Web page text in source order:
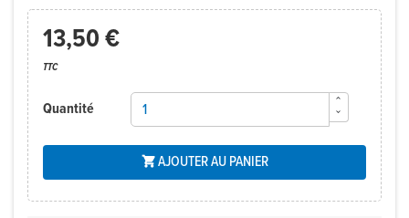
13,50 €
TTC
Quantité
AJOUTER AU PANIER